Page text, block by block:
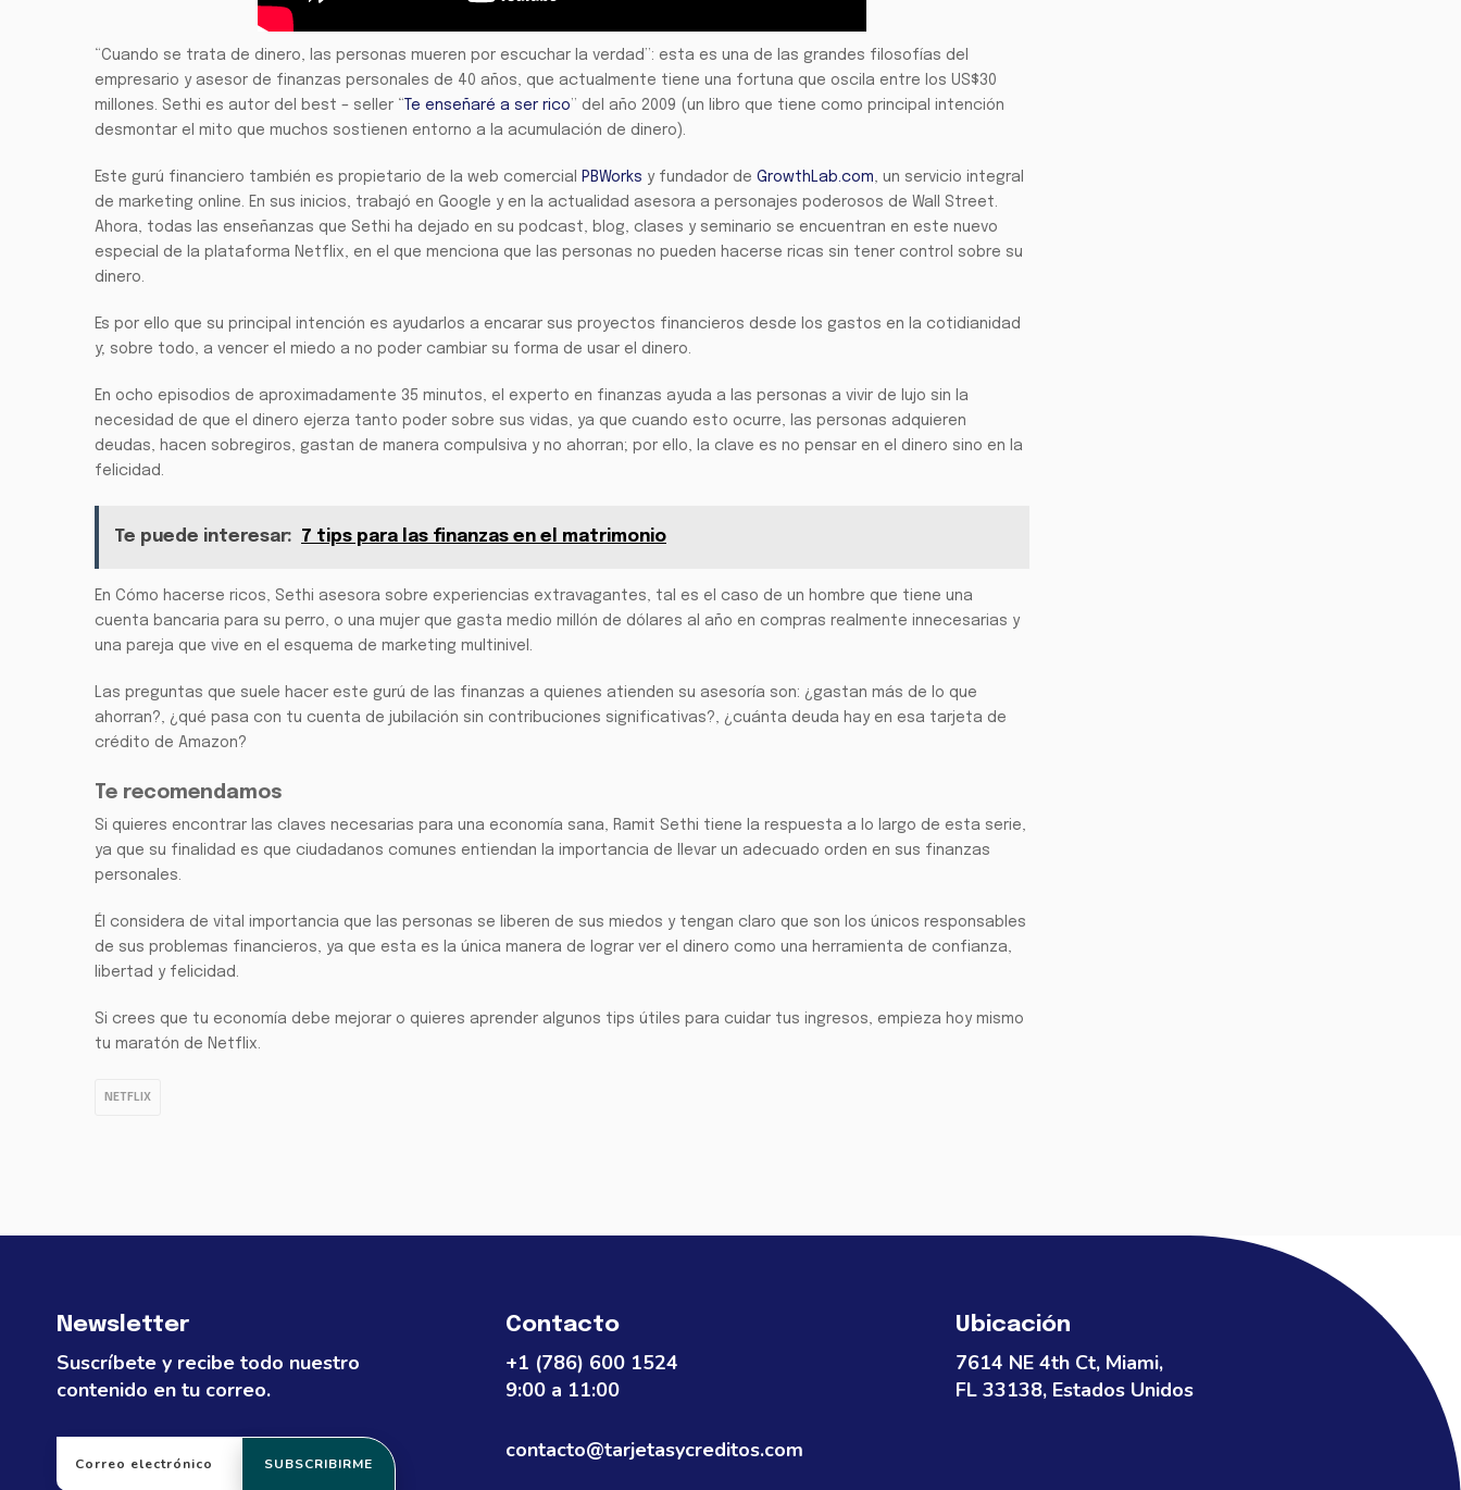
“Cuando se trata de dinero, las personas mueren por escuchar la verdad”: esta es una de las grandes filosofías del
empresario y asesor de finanzas personales de 40 años, que actualmente tiene una fortuna que oscila entre los US$30
millones. Sethi es autor del best – seller “
Te enseñaré a ser rico” del año 2009 (un libro que tiene como principal intención
desmontar el mito que muchos sostienen entorno a la acumulación de dinero).
Este gurú financiero también es propietario de la web comercial PBWorks y fundador de GrowthLab.com, un servicio integral
de marketing online. En sus inicios, trabajó en Google y en la actualidad asesora a personajes poderosos de Wall Street.
Ahora, todas las enseñanzas que Sethi ha dejado en su podcast, blog, clases y seminario se encuentran en este nuevo
especial de la plataforma Netflix, en el que menciona que las personas no pueden hacerse ricas sin tener control sobre su
dinero.
Es por ello que su principal intención es ayudarlos a encarar sus proyectos financieros desde los gastos en la cotidianidad
y; sobre todo, a vencer el miedo a no poder cambiar su forma de usar el dinero.
En ocho episodios de aproximadamente 35 minutos, el experto en finanzas ayuda a las personas a vivir de lujo sin la
necesidad de que el dinero ejerza tanto poder sobre sus vidas, ya que cuando esto ocurre, las personas adquieren
deudas, hacen sobregiros, gastan de manera compulsiva y no ahorran; por ello, la clave es no pensar en el dinero sino en la
felicidad.
Te puede interesar: 7 tips para las finanzas en el matrimonio
En Cómo hacerse ricos, Sethi asesora sobre experiencias extravagantes, tal es el caso de un hombre que tiene una
cuenta bancaria para su perro, o una mujer que gasta medio millón de dólares al año en compras realmente innecesarias y
una pareja que vive en el esquema de marketing multinivel.
Las preguntas que suele hacer este gurú de las finanzas a quienes atienden su asesoría son: ¿gastan más de lo que
ahorran?, ¿qué pasa con tu cuenta de jubilación sin contribuciones significativas?, ¿cuánta deuda hay en esa tarjeta de
crédito de Amazon?
Te recomendamos
Si quieres encontrar las claves necesarias para una economía sana, Ramit Sethi tiene la respuesta a lo largo de esta serie,
ya que su finalidad es que ciudadanos comunes entiendan la importancia de llevar un adecuado orden en sus finanzas
personales.
Él considera de vital importancia que las personas se liberen de sus miedos y tengan claro que son los únicos responsables
de sus problemas financieros, ya que esta es la única manera de lograr ver el dinero como una herramienta de confianza,
libertad y felicidad.
Si crees que tu economía debe mejorar o quieres aprender algunos tips útiles para cuidar tus ingresos, empieza hoy mismo
tu maratón de Netflix.
NETFLIX
Newsletter
Suscríbete y recibe todo nuestro
contenido en tu correo.
Contacto
+1 (786) 600 1524
9:00 a 11:00
contacto@tarjetasycreditos.com
Ubicación
7614 NE 4th Ct, Miami,
FL 33138, Estados Unidos